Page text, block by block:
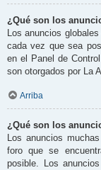
¿Qué son los
Los anuncios
cada vez que sea
en el Panel de
son otorgados por La
Arriba
¿Qué son los
Los anuncios
foro que se
posible. Los